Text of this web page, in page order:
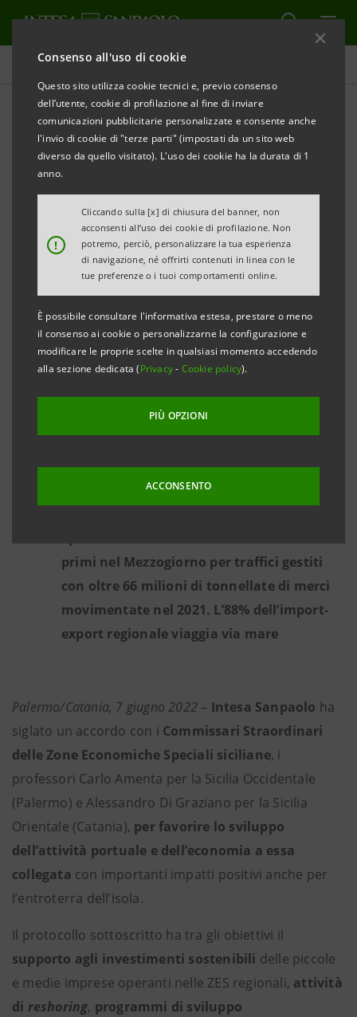
Consenso all'uso di cookie
Questo sito utilizza cookie tecnici e, previo consenso
dell’utente, cookie di profilazione al fine di inviare
comunicazioni pubblicitarie personalizzate e consente anche
l'invio di cookie di "terze parti" (impostati da un sito web
diverso da quello visitato). L'uso dei cookie ha la durata di 1
anno.
!
Cliccando sulla [x] di chiusura del banner, non
acconsenti all’uso dei cookie di profilazione. Non
potremo, perciò, personalizzare la tua esperienza
di navigazione, né offrirti contenuti in linea con le
tue preferenze o i tuoi comportamenti online.
È possibile consultare l'informativa estesa, prestare o meno
il consenso ai cookie o personalizzarne la configurazione e
modificare le proprie scelte in qualsiasi momento accedendo
alla sezione dedicata (Privacy- Cookie policy).
PIÙ OPZIONI
ACCONSENTO
Comunicati stampa
STAMPA AGGIORNA
COMUNICATO STAMPA
INTESA SANPAOLO E I COMMISSARI DELLE ZES
SICILIANE INSIEME PER IL RILANCIO
DELL’ECONOMIA MARITTIMA
Spinta agli investimenti sostenibili,
attività di attrazione di capitali esteri,
promozione di accordi di filiera e corsi di
formazione per le imprese sono i punti
centrali del protocollo
Economiche Speciali meridionali
primi nel Mezzogiorno per traffici gestiti
con oltre 66 milioni di tonnellate di merci
movimentate nel 2021. L’88% dell’import-
export regionale viaggia via mare
Palermo/Catania, 7 giugno 2022 – Intesa Sanpaolo ha
siglato un accordo con i Commissari Straordinari
delle Zone Economiche Speciali siciliane, i
professori Carlo Amenta per la Sicilia Occidentale
(Palermo) e Alessandro Di Graziano per la Sicilia
Orientale (Catania), per favorire lo sviluppo
dell’attività portuale e dell’economia a essa
collegata con importanti impatti positivi anche per
l’entroterra dell’isola.
Il protocollo sottoscritto ha tra gli obiettivi il
supporto agli investimenti sostenibili delle piccole
e medie imprese operanti nelle ZES regionali, attività
di reshoring, programmi di sviluppo